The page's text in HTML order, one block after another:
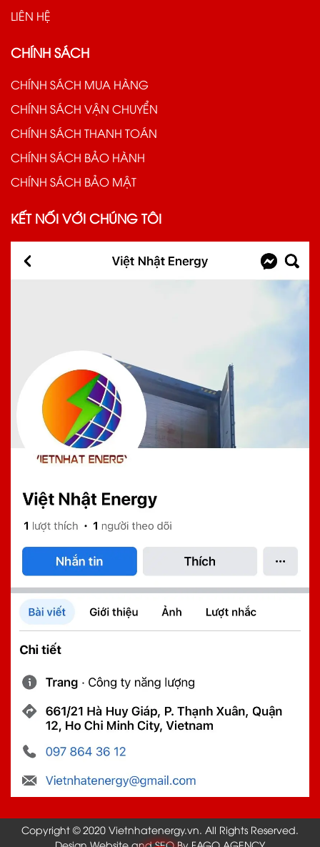
LIÊN HỆ
CHÍNH SÁCH
CHÍNH SÁCH MUA HÀNG
CHÍNH SÁCH VẬN CHUYỂN
CHÍNH SÁCH THANH TOÁN
CHÍNH SÁCH BẢO HÀNH
CHÍNH SÁCH BẢO MẬT
KẾT NỐI VỚI CHÚNG TÔI
Copyright © 2020 Vietnhatenergy.vn. All Rights Reserved.